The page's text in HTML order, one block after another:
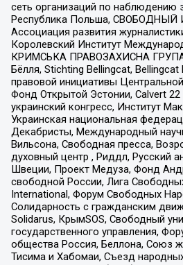
сеть организаций по наблюдению
Республика Польша, СВОБОДНЫЙ
Ассоциация развития
Королевский Институт
КРИМСЬКА ПРАВОЗАХИСНА
Бёлля, Stichting Bellingcat, Bellingcat
правовой инициативы
Фонд Открытой Эстонии, Calvert
украинский конгресс, Институт
Украинская национальная
Декабристы, Международный
Вильсона, Свободная пресса,
духовный центр , Риддл, Русский
Швеции, Проект Медуза, Фонд
свободной России, Лига
International, Форум Свободных
Солидарность с гражданским
Solidarus, КрымSOS, Свободный
государственного управления,
общества Россия, Беллона, Союз
Тисима и Хабомаи, Съезд